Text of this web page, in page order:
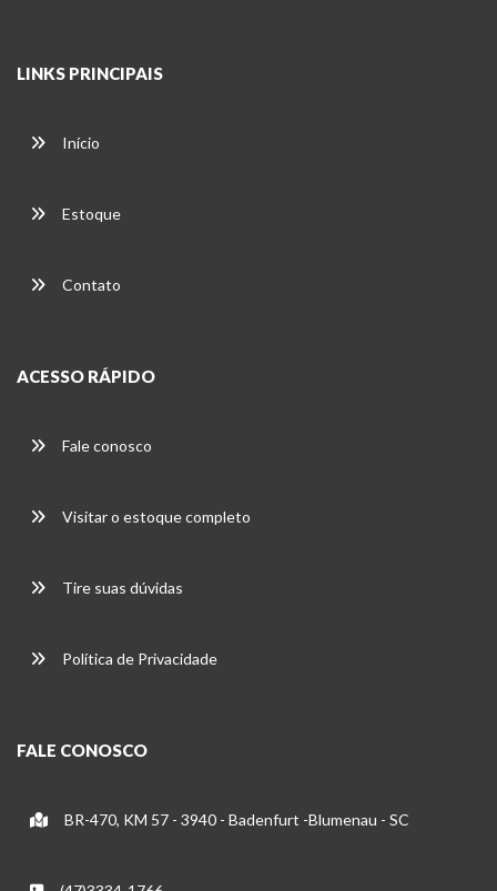
LINKS PRINCIPAIS
Início
Estoque
Contato
ACESSO RÁPIDO
Fale conosco
Visitar o estoque completo
Tire suas dúvidas
Política de Privacidade
FALE CONOSCO
BR-470, KM 57 - 3940 - Badenfurt -Blumenau - SC